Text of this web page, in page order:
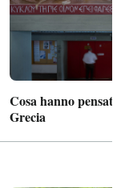
Cosa hanno pensato
Grecia